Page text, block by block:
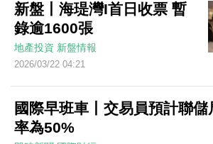
新盤丨海瑅灣I首日收票 暫
錄逾1600張
地產投資 新盤情報
2026/03/22 04:21
國際早班車丨交易員預計聯
率為50%